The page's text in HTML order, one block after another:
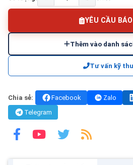
YÊU CẦU
Thêm vào danh
Tư vấn kỹ
Chia sẻ: Facebook Zalo
Telegram